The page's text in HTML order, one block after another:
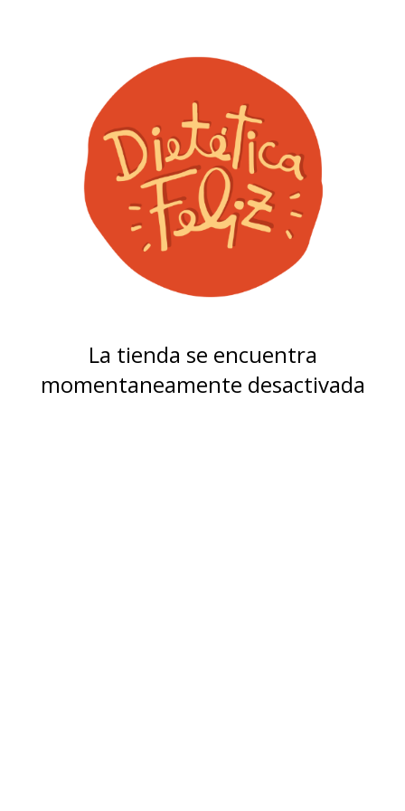
La tienda se encuentra
momentaneamente desactivada